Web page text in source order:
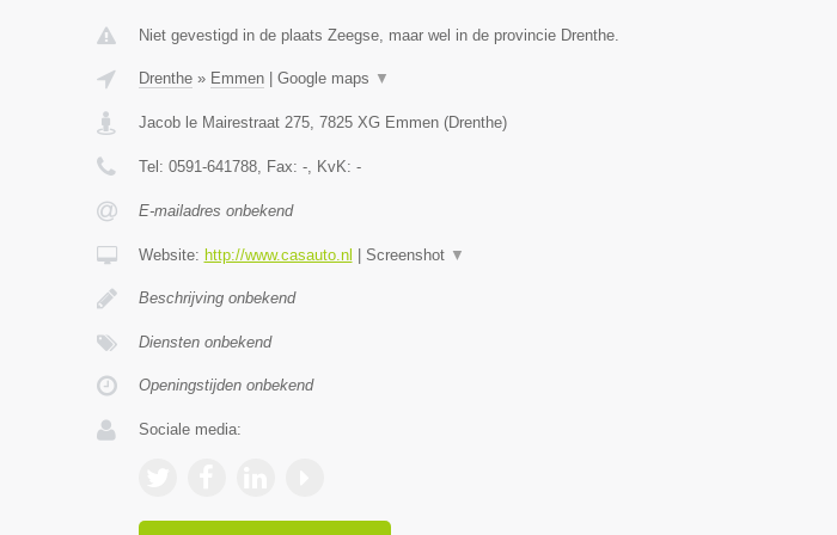
Niet gevestigd in de plaats Zeegse, maar wel in de provincie Drenthe.
Drenthe» Emmen| Google maps ▼
Jacob le Mairestraat 275, 7825 XG Emmen(Drenthe)
Tel: 0591-641788, Fax: -, KvK: -
E-mailadres onbekend
Website: http://www.casauto.nl Screenshot ▼
Beschrijving onbekend
Diensten onbekend
Openingstijden onbekend
Sociale media: